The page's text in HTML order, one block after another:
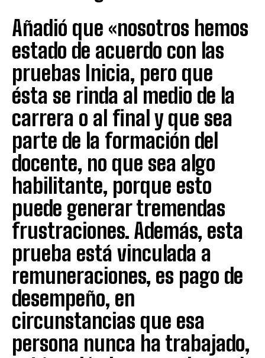
Añadió que «nosotros hemos
estado de acuerdo con las
pruebas Inicia, pero que
ésta se rinda al medio de la
carrera o al final y que sea
parte de la formación del
docente, no que sea algo
habilitante, porque esto
puede generar tremendas
frustraciones. Además, esta
prueba está vinculada a
remuneraciones, es pago de
desempeño, en
circunstancias que esa
persona nunca ha trabajado,